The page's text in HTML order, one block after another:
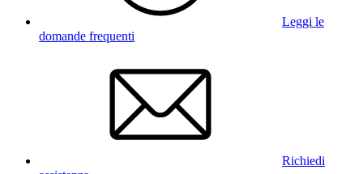
Leggi le
domande frequenti
Richiedi